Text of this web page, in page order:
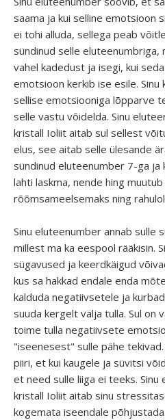
saama ja kui selline emotsioon
ei tohi alluda, sellega peab
sündinud selle
vahel kadedust ja isegi, kui
emotsioon kerkib ise esile.
sellise emotsiooniga lõpparve
selle vastu võidelda. Sinu
kristall Ioliit aitab sul sellest
elus, see aitab selle ülesande
sündinud eluteenumber 7-ga
lahti laskma, nende hing
rõõmsameelsemaks ning
Sinu eluteenumber annab sulle
millest ma ka eespool rääkisin.
sügavused ja keerdkäigud
kus sa hakkad endale enda
kalduda negatiivsetele ja
suuda kergelt välja tulla. Sul on
toime tulla negatiivsete
"iseenesest" sulle pähe
piiri, et kui kaugele ja süvitsi
et need sulle liiga ei teeks.
kristall Ioliit aitab sinu
kogemata iseendale põhjustada.